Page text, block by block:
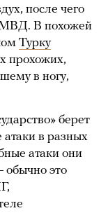
после чего
МВД. В похожей
Турку
прохожих,
в ногу,
берет
атаки в разных
атаки они
это